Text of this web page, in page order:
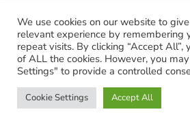
lecturas que proporcionan el marco
Complemento externo: En la era de la
desarrollo debe incluir “Upskilling”
actuales) y “Reskilling” (aprender
nuevas tecnologías), asegurando que
obsoleto antes que el activo.
Blindaje de la Organización
We use cookies on our website to
relevant experience by remembering
repeat visits. By clicking “Accept All”,
of ALL the cookies. However, you
Settings" to provide a controlled
Cookie Settings Accept All